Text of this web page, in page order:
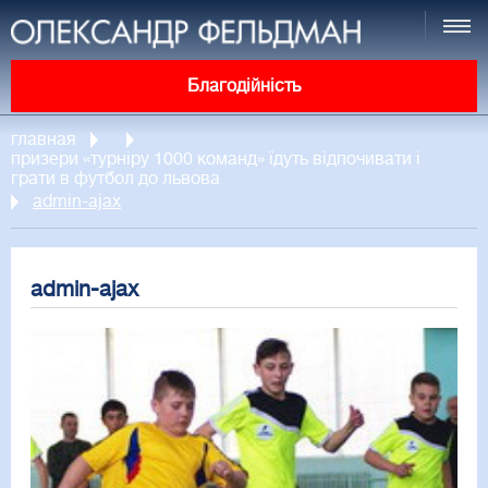
Благодійність
главная
призери «турніру 1000 команд» їдуть відпочивати і
грати в футбол до львова
admin-ajax
admin-ajax